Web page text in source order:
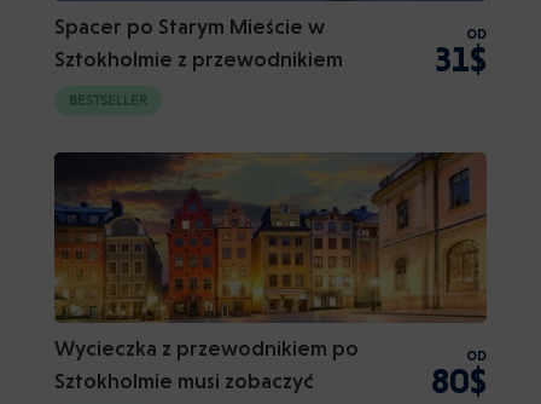
Spacer po Starym Mieście w
Sztokholmie z przewodnikiem
OD
31$
BESTSELLER
Wycieczka z przewodnikiem po
Sztokholmie musi zobaczyć
OD
80$